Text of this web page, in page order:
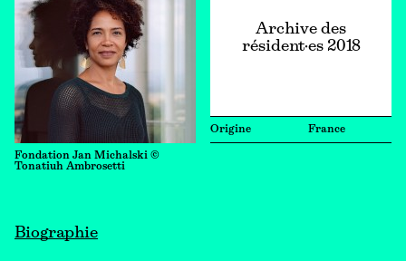
Fondation Jan Michalski ©
Tonatiuh Ambrosetti
Archive des
résident·es 2018
Origine France
Biographie